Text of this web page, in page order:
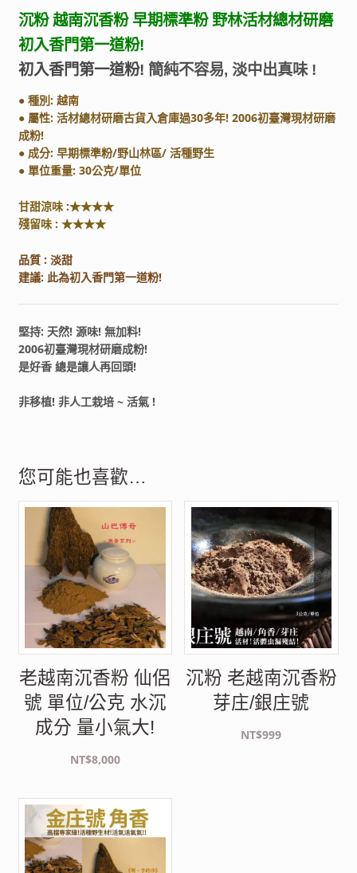
沉粉 越南沉香粉 早期標準粉 野林活材總材研磨
初入香門第一道粉!
初入香門第一道粉! 簡純不容易, 淡中出真味 !
● 種別: 越南
● 屬性: 活材總材研磨古貨入倉庫過30多年! 2006初臺灣現材研磨
成粉!
● 成分: 早期標準粉/野山林區/ 活種野生
● 單位重量: 30公克/單位
甘甜涼味 :★★★★
殘留味 : ★★★★
品質 : 淡甜
建議: 此為初入香門第一道粉!
堅持: 天然! 源味! 無加料!
2006初臺灣現材研磨成粉!
是好香 總是讓人再回頭!
非移植! 非人工栽培 ~ 活氣 !
您可能也喜歡…
老越南沉香粉 仙侶
號 單位/公克 水沉
成分 量小氣大!
NT$8,000
沉粉 老越南沉香粉
芽庄/銀庄號
NT$999